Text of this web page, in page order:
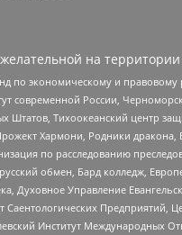
на
по экономическому и
современной России,
Штатов, Тихоокеанский центр
Хармони, Родники дракона,
по расследованию
обмен, Бард колледж,
Управление
Предприятий,
Институт